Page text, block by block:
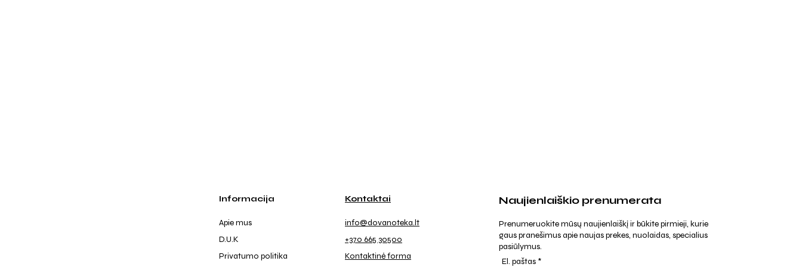
Informacija
Apie mus
D.U.K
Privatumo politika
Kontaktai
info@dovanoteka.lt
+370 665 30500
Kontaktinė forma
Naujienlaiškio prenumerata
Prenumeruokite mūsų naujienlaiškį ir būkite pirmieji, kurie
gaus pranešimus apie naujas prekes, nuolaidas, specialius
pasiūlymus.
El. paštas